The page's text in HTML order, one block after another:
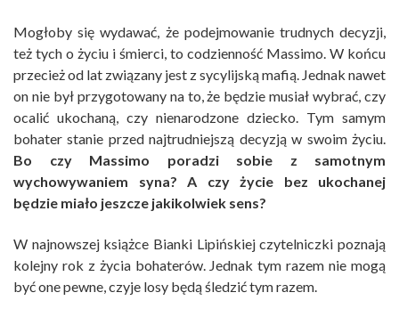
Mogłoby się wydawać, że podejmowanie trudnych decyzji,
też tych o życiu i śmierci, to codzienność Massimo. W końcu
przecież od lat związany jest z sycylijską mafią. Jednak nawet
on nie był przygotowany na to, że będzie musiał wybrać, czy
ocalić ukochaną, czy nienarodzone dziecko. Tym samym
bohater stanie przed najtrudniejszą decyzją w swoim życiu.
Bo czy Massimo poradzi sobie z samotnym
wychowywaniem syna? A czy życie bez ukochanej
będzie miało jeszcze jakikolwiek sens?
W najnowszej książce Bianki Lipińskiej czytelniczki poznają
kolejny rok z życia bohaterów. Jednak tym razem nie mogą
być one pewne, czyje losy będą śledzić tym razem.